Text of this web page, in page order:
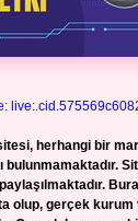
herhangi bir
bulunmamaktadır.
paylaşılmaktadır.
olup, gerçek kurum